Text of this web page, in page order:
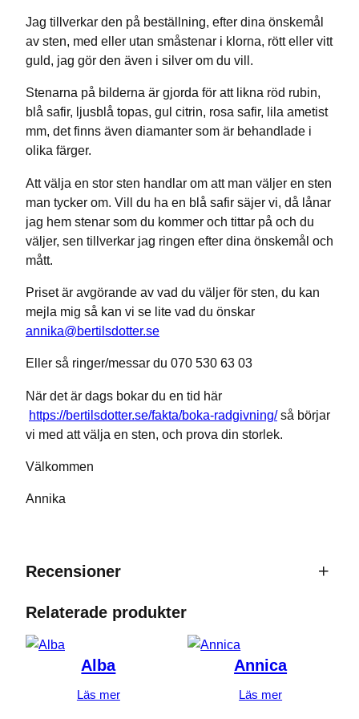
Jag tillverkar den på beställning, efter dina önskemål
av sten, med eller utan småstenar i klorna, rött eller vitt
guld, jag gör den även i silver om du vill.
Stenarna på bilderna är gjorda för att likna röd rubin,
blå safir, ljusblå topas, gul citrin, rosa safir, lila ametist
mm, det finns även diamanter som är behandlade i
olika färger.
Att välja en stor sten handlar om att man väljer en sten
man tycker om. Vill du ha en blå safir säjer vi, då lånar
jag hem stenar som du kommer och tittar på och du
väljer, sen tillverkar jag ringen efter dina önskemål och
mått.
Priset är avgörande av vad du väljer för sten, du kan
mejla mig så kan vi se lite vad du önskar
annika@bertilsdotter.se
Eller så ringer/messar du 070 530 63 03
När det är dags bokar du en tid här
https://bertilsdotter.se/fakta/boka-radgivning/så börjar
vi med att välja en sten, och prova din storlek.
Välkommen
Annika
Recensioner
0 recensioner av Hedvig
Bli först med att recensera ”Hedvig”
Obligatoriska fält är märkta
Relaterade produkter
Alba
Läs mer
Annica
Läs mer